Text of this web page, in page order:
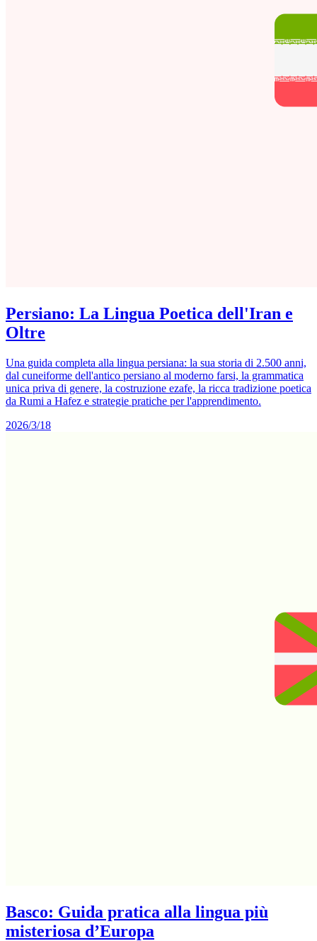
Persiano: La Lingua Poetica dell'Iran e
Oltre
Una guida completa alla lingua persiana: la sua storia di 2.500 anni,
dal cuneiforme dell'antico persiano al moderno farsi, la grammatica
unica priva di genere, la costruzione ezafe, la ricca tradizione poetica
da Rumi a Hafez e strategie pratiche per l'apprendimento.
2026/3/18
Basco: Guida pratica alla lingua più
misteriosa d’Europa